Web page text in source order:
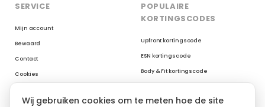
SERVICE
Mijn account
Bewaard
Contact
Cookies
POPULAIRE
KORTINGSCODES
Upfront kortingscode
ESN kortingscode
Body & Fit kortingscode
XXL Nutrition kortingscode
Wij gebruiken cookies om te meten hoe de site